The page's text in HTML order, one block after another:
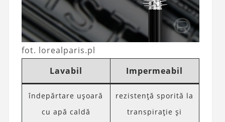
fot. lorealparis.pl
Lavabil
Impermeabil
îndepărtare ușoară
cu apă caldă
rezistență sporită la
transpirație și